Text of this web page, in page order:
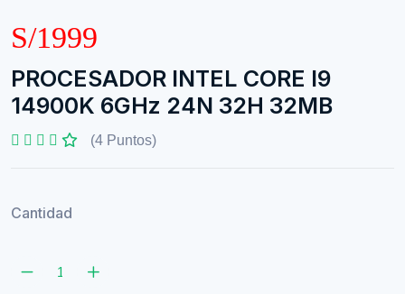
S/1999
PROCESADOR INTEL CORE I9
14900K 6GHz 24N 32H 32MB
(4 Puntos)
Cantidad